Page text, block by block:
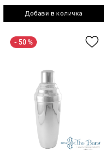
Добави в количка
- 50 %